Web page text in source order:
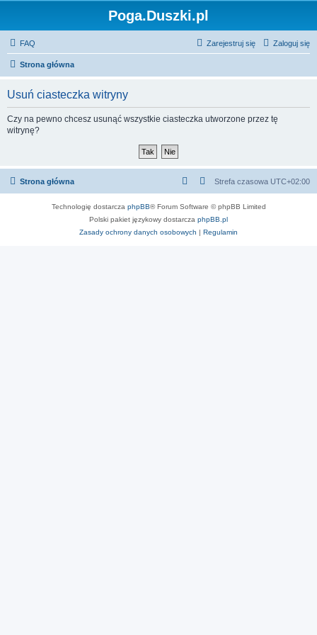
Poga.Duszki.pl
FAQ Zaloguj się
Zarejestruj się
Strona główna
Usuń ciasteczka witryny
Czy na pewno chcesz usunąć wszystkie ciasteczka utworzone przez tę
witrynę?
Strona główna Strefa czasowa UTC+02:00
Technologię dostarcza phpBB® Forum Software © phpBB Limited
Polski pakiet językowy dostarcza phpBB.pl
Zasady ochrony danych osobowych | Regulamin